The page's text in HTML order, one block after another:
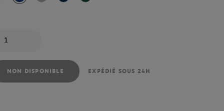
NON DISPONIBLE EXPÉDIÉ SOUS 24H